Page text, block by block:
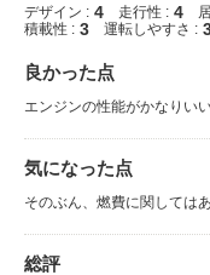
デザイン : 4 走行性 : 4
積載性 : 3 運転しやすさ :
良かった点
エンジンの性能がかなりい
気になった点
そのぶん、燃費に関しては
総評